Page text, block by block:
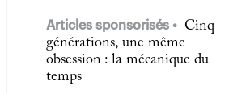
Articles sponsorisés
Cinq
générations, une même
obsession : la mécanique du
temps